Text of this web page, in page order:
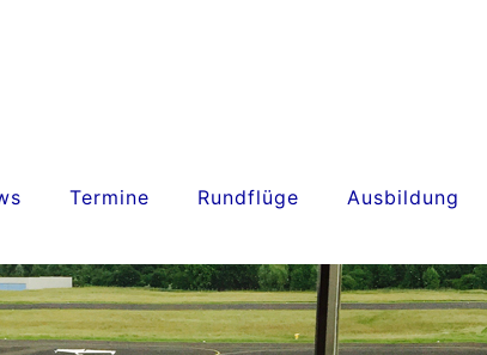
Termine Rundflüge Ausbildung